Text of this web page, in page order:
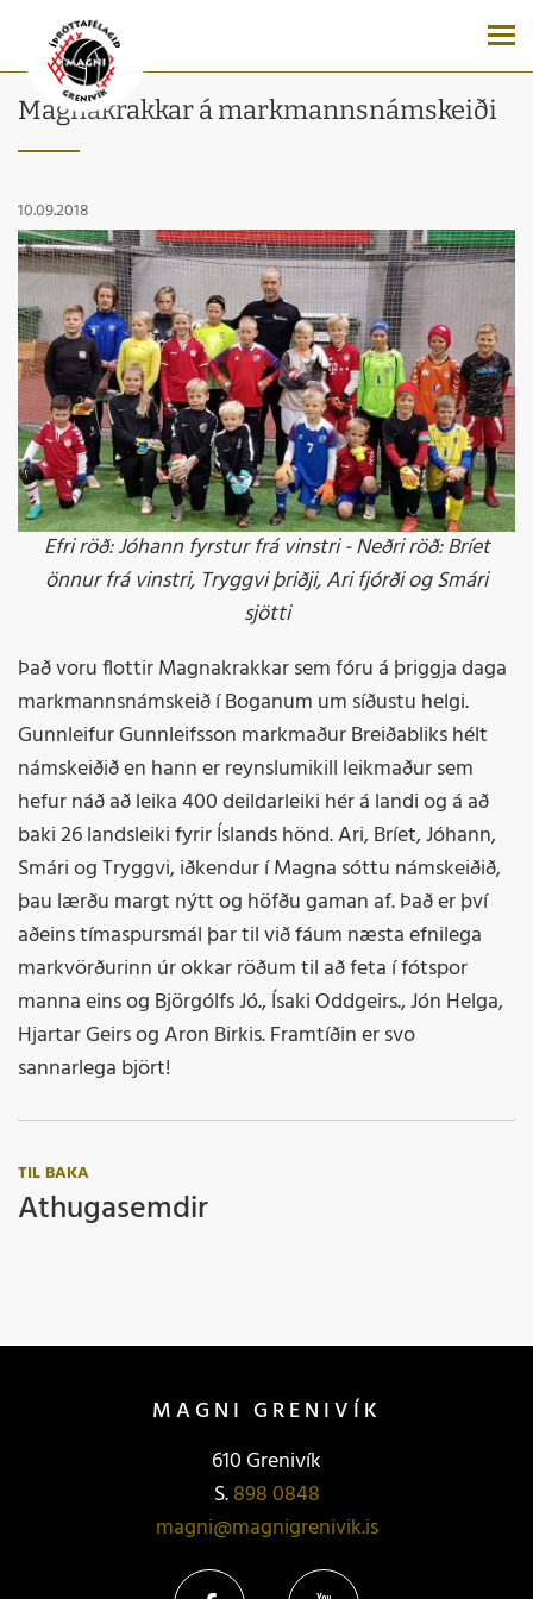
Magnakrakkar á markmannsnámskeiði
10.09.2018
Efri röð: Jóhann fyrstur frá vinstri - Neðri röð: Bríet
önnur frá vinstri, Tryggvi þriðji, Ari fjórði og Smári
sjötti
Það voru flottir Magnakrakkar sem fóru á þriggja daga
markmannsnámskeið í Boganum um síðustu helgi.
Gunnleifur Gunnleifsson markmaður Breiðabliks hélt
námskeiðið en hann er reynslumikill leikmaður sem
hefur náð að leika 400 deildarleiki hér á landi og á að
baki 26 landsleiki fyrir Íslands hönd. Ari, Bríet, Jóhann,
Smári og Tryggvi, iðkendur í Magna sóttu námskeiðið,
þau lærðu margt nýtt og höfðu gaman af. Það er því
aðeins tímaspursmál þar til við fáum næsta efnilega
markvörðurinn úr okkar röðum til að feta í fótspor
manna eins og Björgólfs Jó., Ísaki Oddgeirs., Jón Helga,
Hjartar Geirs og Aron Birkis. Framtíðin er svo
sannarlega björt!
TIL BAKA
Athugasemdir
MAGNI GRENIVÍK
610 Grenivík
S.898 0848
magni@magnigrenivik.is